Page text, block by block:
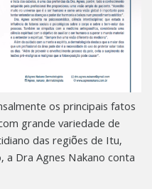
os principais fatos
grande variedade de
das regiões de Itu,
a Dra Agnes Nakano conta